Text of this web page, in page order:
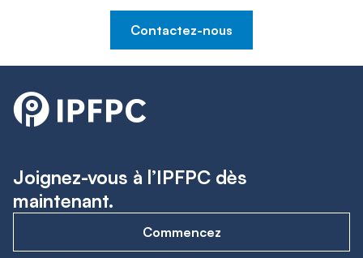
Contactez-nous
Joignez-vous à l’IPFPC dès
maintenant.
Commencez